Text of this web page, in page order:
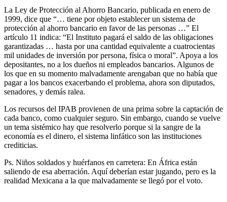
La Ley de Protección al Ahorro Bancario, publicada en enero de
1999, dice que “… tiene por objeto establecer un sistema de
protección al ahorro bancario en favor de las personas …” El
artículo 11 indica: “El Instituto pagará el saldo de las obligaciones
garantizadas … hasta por una cantidad equivalente a cuatrocientas
mil unidades de inversión por persona, física o moral”. Apoya a los
depositantes, no a los dueños ni empleados bancarios. Algunos de
los que en su momento malvadamente arengaban que no había que
pagar a los bancos exacerbando el problema, ahora son diputados,
senadores, y demás ralea.
Los recursos del IPAB provienen de una prima sobre la captación de
cada banco, como cualquier seguro. Sin embargo, cuando se vuelve
un tema sistémico hay que resolverlo porque si la sangre de la
economía es el dinero, el sistema linfático son las instituciones
crediticias.
Ps. Niños soldados y huérfanos en carretera: En África están
saliendo de esa aberración. Aquí deberían estar jugando, pero es la
realidad Mexicana a la que malvadamente se llegó por el voto.